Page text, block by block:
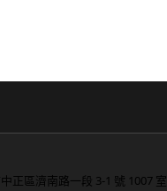
正區濟南路一段 3-1 號 1007 室